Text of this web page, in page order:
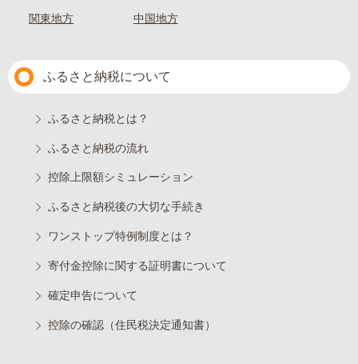
関東地方 中国地方
ふるさと納税について
ふるさと納税とは？
ふるさと納税の流れ
控除上限額シミュレーション
ふるさと納税後の大切な手続き
ワンストップ特例制度とは？
寄付金控除に関する証明書について
確定申告について
控除の確認（住民税決定通知書）